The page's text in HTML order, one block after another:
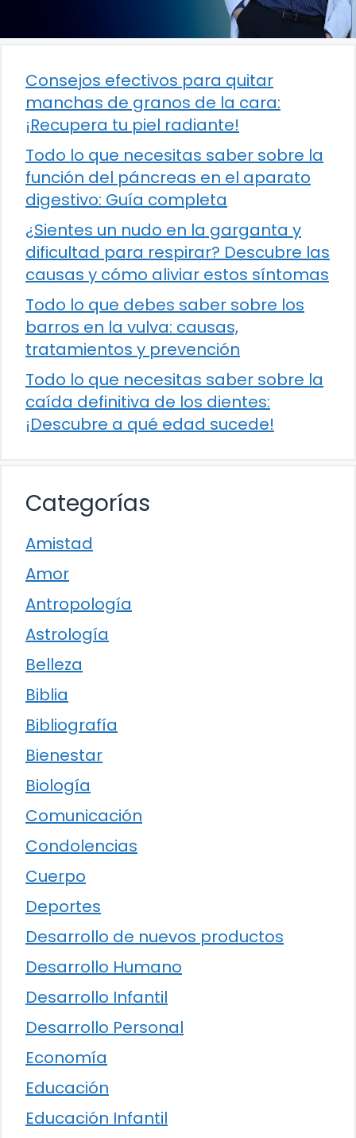
Consejos efectivos para quitar
manchas de granos de la cara:
¡Recupera tu piel radiante!
Todo lo que necesitas saber sobre la
función del páncreas en el aparato
digestivo: Guía completa
¿Sientes un nudo en la garganta y
dificultad para respirar? Descubre las
causas y cómo aliviar estos síntomas
Todo lo que debes saber sobre los
barros en la vulva: causas,
tratamientos y prevención
Todo lo que necesitas saber sobre la
caída definitiva de los dientes:
¡Descubre a qué edad sucede!
Categorías
Amistad
Amor
Antropología
Astrología
Belleza
Biblia
Bibliografía
Bienestar
Biología
Comunicación
Condolencias
Cuerpo
Deportes
Desarrollo de nuevos productos
Desarrollo Humano
Desarrollo Infantil
Desarrollo Personal
Economía
Educación
Educación Infantil